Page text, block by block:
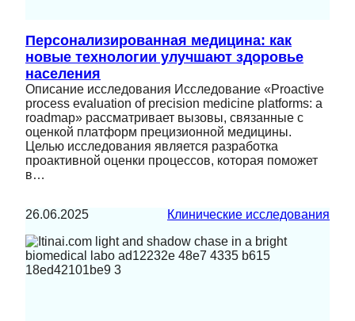
Персонализированная медицина: как
новые технологии улучшают здоровье
населения
Описание исследования Исследование «Proactive
process evaluation of precision medicine platforms: a
roadmap» рассматривает вызовы, связанные с
оценкой платформ прецизионной медицины.
Целью исследования является разработка
проактивной оценки процессов, которая поможет
в…
26.06.2025 Клинические исследования